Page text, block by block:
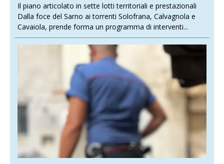
Il piano articolato in sette lotti territoriali e prestazionali
Dalla foce del Sarno ai torrenti Solofrana, Calvagnola e
Cavaiola, prende forma un programma di interventi...